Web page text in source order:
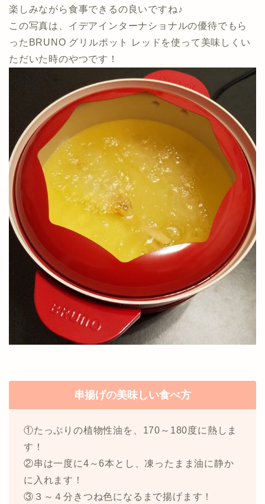
楽しみながら食事できるの良いですね♪
この写真は、イデアインターナショナルの優待でもら
ったBRUNO グリルポット レッドを使って美味しくい
ただいた時のやつです！
串揚げの美味しい食べ方
①たっぷりの植物性油を、170～180度に熱しま
す！
②串は一度に4～6本とし、凍ったまま油に静か
に入れます！
③３～４分きつね色になるまで揚げます！